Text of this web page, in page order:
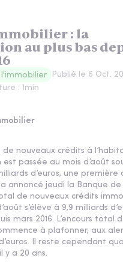
: la
au plus bas
Publié le 6 Oct.
: 1min
de nouveaux crédits à
passée au mois d’août
d’euros, une première
a annoncé jeudi la Banque de
de nouveaux crédits
s’élève à 9,9 milliards
mars 2016. L’encours total
à plafonner, aux
Il reste cependant
y a 20 ans.